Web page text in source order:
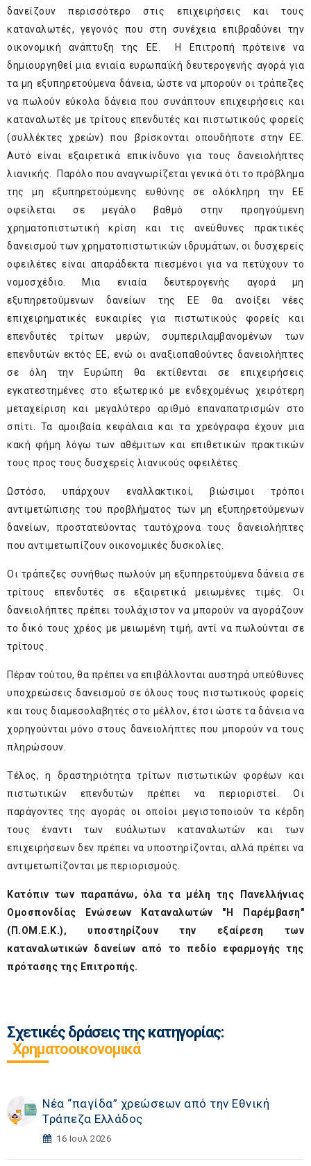
δανείζουν περισσότερο στις επιχειρήσεις και τους
καταναλωτές, γεγονός που στη συνέχεια επιβραδύνει την
οικονομική ανάπτυξη της ΕΕ. Η Επιτροπή πρότεινε να
δημιουργηθεί μια ενιαία ευρωπαϊκή δευτερογενής αγορά για
τα μη εξυπηρετούμενα δάνεια, ώστε να μπορούν οι τράπεζες
να πωλούν εύκολα δάνεια που συνάπτουν επιχειρήσεις και
καταναλωτές με τρίτους επενδυτές και πιστωτικούς φορείς
(συλλέκτες χρεών) που βρίσκονται οπουδήποτε στην ΕΕ.
Αυτό είναι εξαιρετικά επικίνδυνο για τους δανειολήπτες
λιανικής. Παρόλο που αναγνωρίζεται γενικά ότι το πρόβλημα
της μη εξυπηρετούμενης ευθύνης σε ολόκληρη την ΕΕ
οφείλεται σε μεγάλο βαθμό στην προηγούμενη
χρηματοπιστωτική κρίση και τις ανεύθυνες πρακτικές
δανεισμού των χρηματοπιστωτικών ιδρυμάτων, οι δυσχερείς
οφειλέτες είναι απαράδεκτα πιεσμένοι για να πετύχουν το
νομοσχέδιο. Μια ενιαία δευτερογενής αγορά μη
εξυπηρετούμενων δανείων της ΕΕ θα ανοίξει νέες
επιχειρηματικές ευκαιρίες για πιστωτικούς φορείς και
επενδυτές τρίτων μερών, συμπεριλαμβανομένων των
επενδυτών εκτός ΕΕ, ενώ οι αναξιοπαθούντες δανειολήπτες
σε όλη την Ευρώπη θα εκτίθενται σε επιχειρήσεις
εγκατεστημένες στο εξωτερικό με ενδεχομένως χειρότερη
μεταχείριση και μεγαλύτερο αριθμό επαναπατρισμών στο
σπίτι. Τα αμοιβαία κεφάλαια και τα χρεόγραφα έχουν μια
κακή φήμη λόγω των αθέμιτων και επιθετικών πρακτικών
τους προς τους δυσχερείς λιανικούς οφειλέτες.
Ωστόσο, υπάρχουν εναλλακτικοί, βιώσιμοι τρόποι
αντιμετώπισης του προβλήματος των μη εξυπηρετούμενων
δανείων, προστατεύοντας ταυτόχρονα τους δανειολήπτες
που αντιμετωπίζουν οικονομικές δυσκολίες.
Οι τράπεζες συνήθως πωλούν μη εξυπηρετούμενα δάνεια σε
τρίτους επενδυτές σε εξαιρετικά μειωμένες τιμές. Οι
δανειολήπτες πρέπει τουλάχιστον να μπορούν να αγοράζουν
το δικό τους χρέος με μειωμένη τιμή, αντί να πωλούνται σε
τρίτους.
Πέραν τούτου, θα πρέπει να επιβάλλονται αυστηρά υπεύθυνες
υποχρεώσεις δανεισμού σε όλους τους πιστωτικούς φορείς
και τους διαμεσολαβητές στο μέλλον, έτσι ώστε τα δάνεια να
χορηγούνται μόνο στους δανειολήπτες που μπορούν να τους
πληρώσουν.
Τέλος, η δραστηριότητα τρίτων πιστωτικών φορέων και
πιστωτικών επενδυτών πρέπει να περιοριστεί. Οι
παράγοντες της αγοράς οι οποίοι μεγιστοποιούν τα κέρδη
τους έναντι των ευάλωτων καταναλωτών και των
επιχειρήσεων δεν πρέπει να υποστηρίζονται, αλλά πρέπει να
αντιμετωπίζονται με περιορισμούς.
Κατόπιν των παραπάνω, όλα τα μέλη της
Πανελλήνιας
Ομοσπονδίας Ενώσεων Καταναλωτών "Η Παρέμβαση"
(Π.ΟΜ.Ε.Κ.), υποστηρίζουν την εξαίρεση των
καταναλωτικών δανείων από το πεδίο εφαρμογής της
πρότασης της Επιτροπής.
Σχετικές δράσεις της κατηγορίας:
Χρηματοοικονομικά
Νέα “παγίδα” χρεώσεων από την Εθνική
Τράπεζα Ελλάδος
16 Ιουλ 2026